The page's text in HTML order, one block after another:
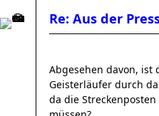
Re: Aus der
Abgesehen davon, ist
Geisterläufer durch
da die